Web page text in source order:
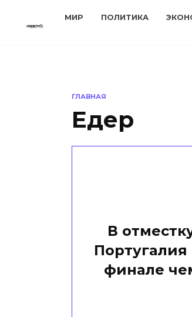
МИР ПОЛИТИКА
ГЛАВНАЯ
Едер
В
финале